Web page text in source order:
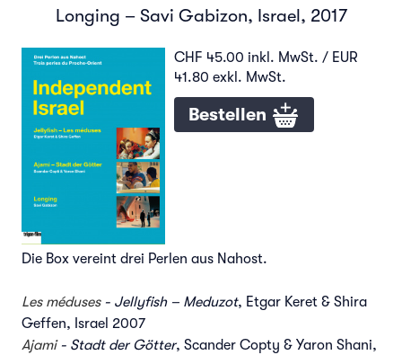
Longing – Savi Gabizon, Israel, 2017
CHF 45.00 inkl. MwSt. / EUR
41.80 exkl. MwSt.
Bestellen
Die Box vereint drei Perlen aus Nahost.
Les méduses- Jellyfish – Meduzot, Etgar Keret & Shira
Geffen, Israel 2007
Ajami - Stadt der Götter, Scander Copty & Yaron Shani,